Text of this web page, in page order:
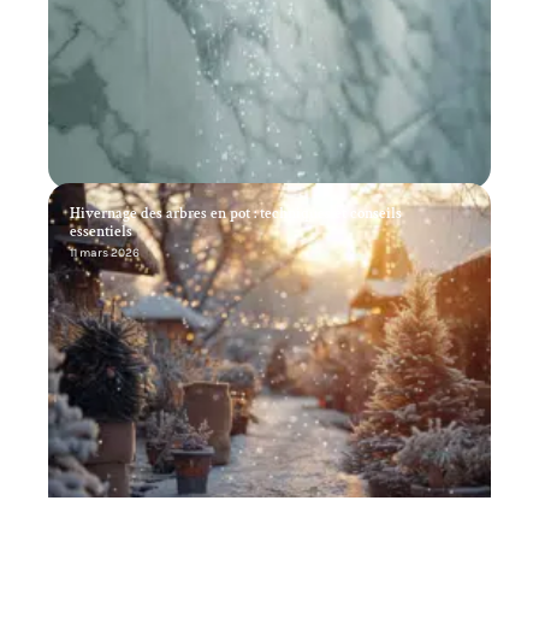
Hivernage des arbres en pot : techniques et conseils
essentiels
11 mars 2026